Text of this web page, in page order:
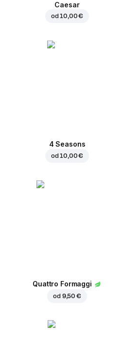
Caesar
od10,00 €
4 Seasons
od10,00 €
Quattro Formaggi
od 9,50 €